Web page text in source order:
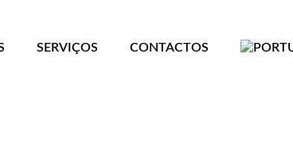
SERVIÇOS CONTACTOS